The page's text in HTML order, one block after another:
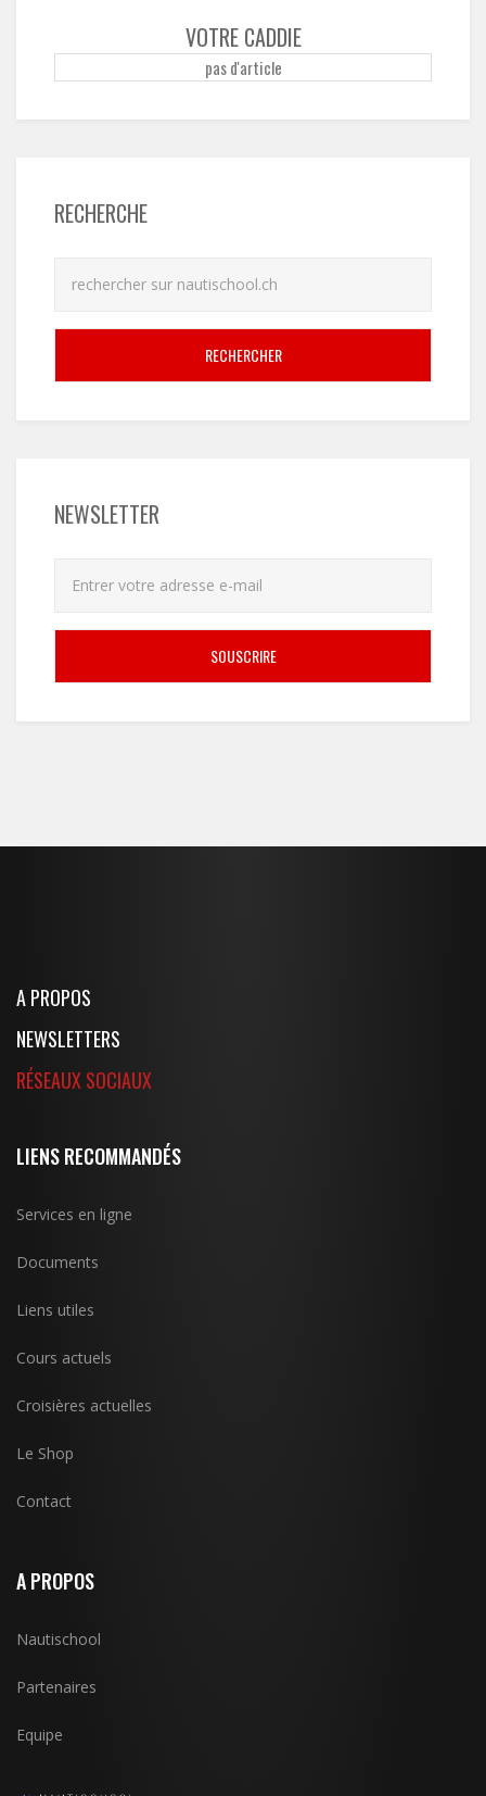
VOTRE CADDIE
pas d'article
RECHERCHE
RECHERCHER
NEWSLETTER
SOUSCRIRE
A PROPOS
NEWSLETTERS
RÉSEAUX SOCIAUX
LIENS RECOMMANDÉS
Services en ligne
Documents
Liens utiles
Cours actuels
Croisières actuelles
Le Shop
Contact
A PROPOS
Nautischool
Partenaires
Equipe